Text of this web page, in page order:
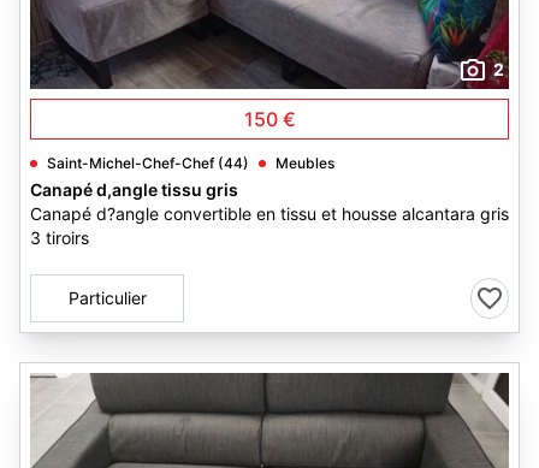
2
150 €
Saint-Michel-Chef-Chef (44) Meubles
Canapé d,angle tissu gris
Canapé d?angle convertible en tissu et housse alcantara gris
3 tiroirs
Particulier